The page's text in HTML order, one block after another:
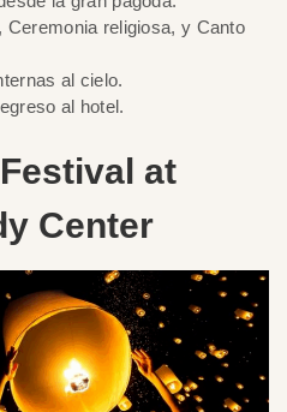
religiosa, y Canto
al cielo.
al hotel.
at
Center